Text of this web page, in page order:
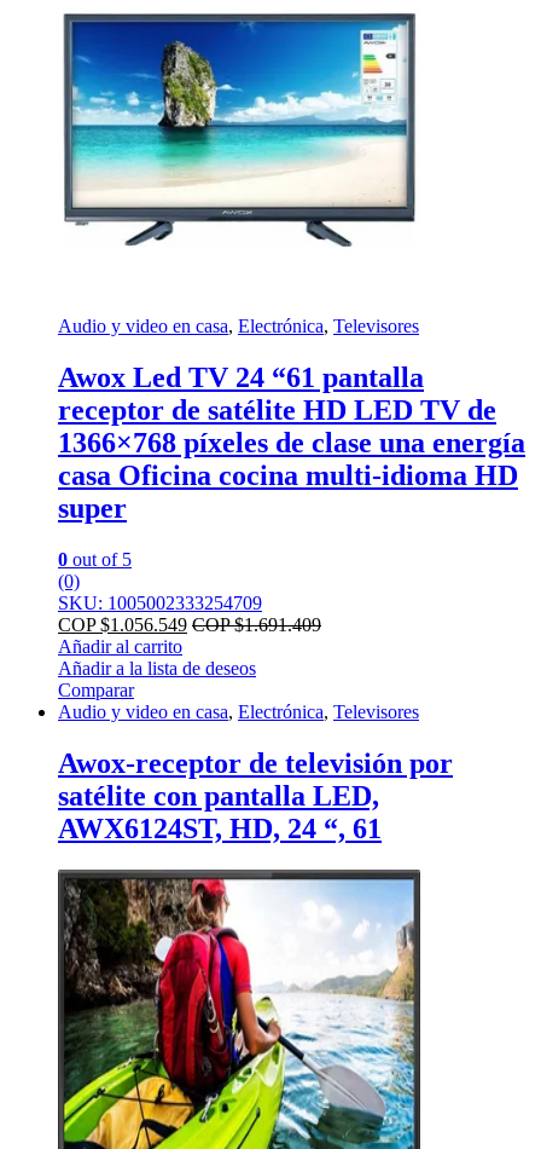
Audio y video en casa, Electrónica, Televisores
Awox Led TV 24 “61 pantalla
receptor de satélite HD LED TV de
1366×768 píxeles de clase una energía
casa Oficina cocina multi-idioma HD
super
0 out of 5
(0)
SKU: 1005002333254709
COP $1.056.549 COP $1.691.409
Añadir al carrito
Añadir a la lista de deseos
Comparar
Audio y video en casa, Electrónica, Televisores
Awox-receptor de televisión por
satélite con pantalla LED,
AWX6124ST, HD, 24 “, 61